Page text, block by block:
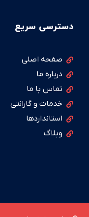
دسترسی سریع
صفحه اصلی
درباره ما
تماس با ما
خدمات و گارانتی
استانداردها
وبلاگ